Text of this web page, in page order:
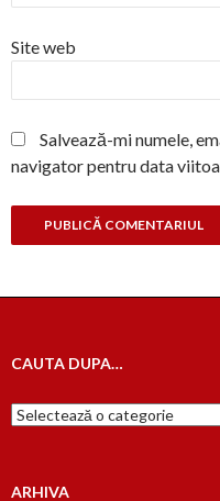
Site web
Salvează-mi numele,
navigator pentru data
CAUTA DUPA…
Cauta
dupa…
ARHIVA